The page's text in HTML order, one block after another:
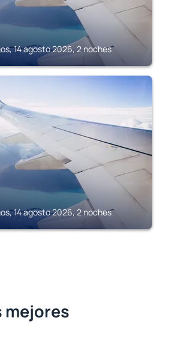
14 agosto 2026, 2 noches
14 agosto 2026, 2 noches
mejores